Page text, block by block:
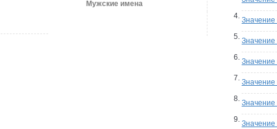
Мужские имена
Значение
Значение